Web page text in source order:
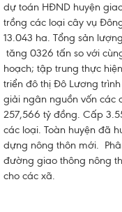
dự toán HĐND huyện
trồng các loại cây vụ
13.043 ha. Tổng sản
tăng 0326 tấn so với
hoạch; tập trung thực
triển đô thị Đô Lương
giải ngân nguồn vốn các
257,566 tỷ đồng. Cấp
các loại. Toàn huyện đã
dựng nông thôn mới.
đường giao thông nông
cho các xã.